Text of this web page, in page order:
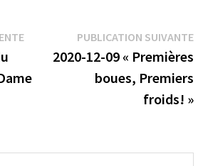
Publication
précédente :
PUBLICATION SUIVANTE
2020-12-09 « Premières
boues, Premiers
froids! »